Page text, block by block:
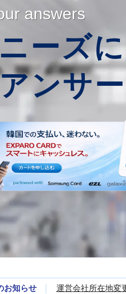
answers
ーズに
ンサ
お知らせ 運営会社所在地変